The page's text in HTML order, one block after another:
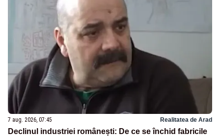
7 aug. 2026, 07:45 Realitatea de Arad
Declinul industriei românești: De ce se închid fabricile